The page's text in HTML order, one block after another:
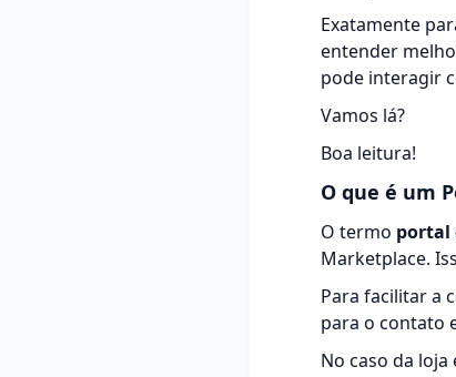
Exatamente
entender
pode interagir
Vamos lá?
Boa leitura!
O que é um
O termo portal
Marketplace.
Para facilitar a
para o contato
No caso da